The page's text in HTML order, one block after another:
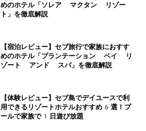
めのホテル「ソレア マクタン リゾー
ト」を徹底解説
【宿泊レビュー】セブ旅行で家族におすす
めのホテル「プランテーション ベイ リ
ゾート アンド スパ」を徹底解説
【体験レビュー】セブ島でデイユースで利
用できるリゾートホテルおすすめ6選！プ
ールで家族で1日遊び放題